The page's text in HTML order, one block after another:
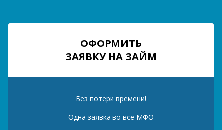
ОФОРМИТЬ
ЗАЯВКУ НА ЗАЙМ
Без потери времени!
Одна заявка во все МФО